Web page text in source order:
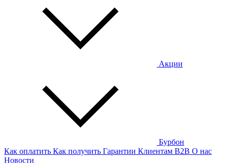
Акции
Бурбон
Как оплатить Как получить Гарантии Клиентам B2B О нас
Новости